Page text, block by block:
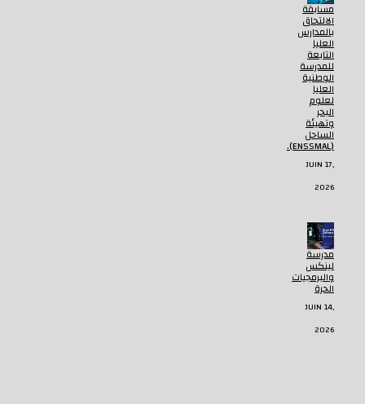
مسابقة
الالتحاق
بالمدارس
العليا
التابعة
للمدرسة
الوطنية
العليا
لعلوم
البحر
وتهيئة
الساحل
(ENSSMAL).
JUIN 17,
2026
مدرسة
لينكس
والبرمجيات
الحرة
JUIN 14,
2026